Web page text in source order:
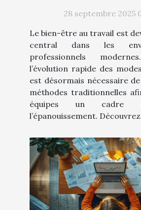
28 septembre 2025
Le bien-être au travail est
central dans les
professionnels
l’évolution rapide des
est désormais nécessaire
méthodes traditionnelles
équipes un cadre
l’épanouissement.